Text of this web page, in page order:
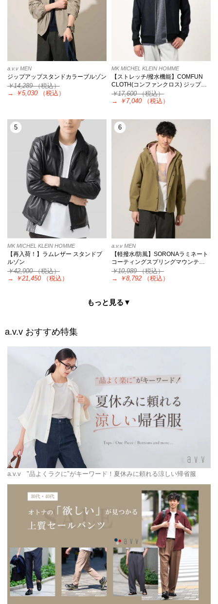
a.v.v MEN
ジップアップスタンドカラーブルゾン
￥14,289（税込）
→
￥5,030 （税込）
MK MICHEL KLEIN HOMME
【ストレッチ/撥水機能】COMFUN
CLOTH(コンファンクロス) ジップ…
￥17,600（税込）
→
￥7,040 （税込）
5
MK MICHEL KLEIN HOMME
【再入荷！】ラムレザー スタンドブ
ルゾン
￥42,900（税込）
→
￥21,450 （税込）
6
a.v.v MEN
【軽撥水/防風】SORONAラミネート
コーティングスプリングマウンテ…
￥10,989（税込）
→
￥8,792 （税込）
もっと見る▼
a.v.v おすすめ特集
a.v.v "品よくラクに"がキーワード！夏休みに頼れる涼しい帰省服